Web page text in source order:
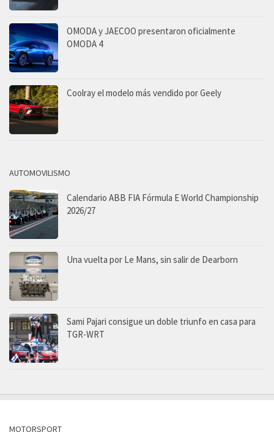
OMODA y JAECOO presentaron oficialmente
OMODA 4
Coolray el modelo más vendido por Geely
AUTOMOVILISMO
Calendario ABB FIA Fórmula E World Championship
2026/27
Una vuelta por Le Mans, sin salir de Dearborn
Sami Pajari consigue un doble triunfo en casa para
TGR-WRT
MOTORSPORT